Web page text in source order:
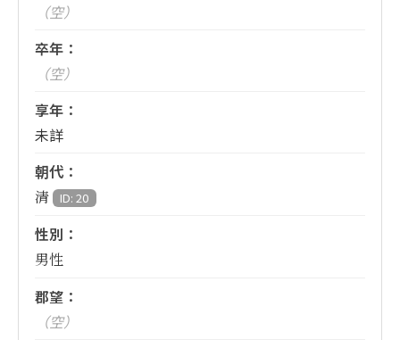
（空）
卒年：
（空）
享年：
未詳
朝代：
清 ID: 20
性別：
男性
郡望：
（空）